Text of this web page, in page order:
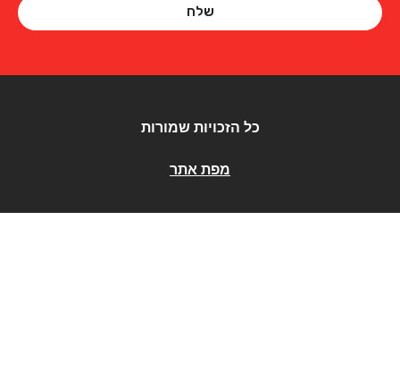
כל הזכויות שמורות
מפת אתר